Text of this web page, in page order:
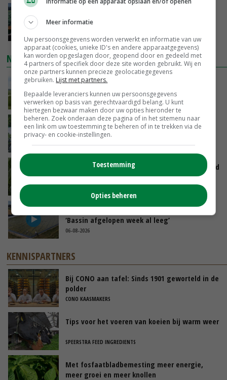
je gelukkig van wordt’
NIEUWSTE VIDEO'S
POAH!: John Deere 7730
VANDAAG, 10:00
Oekraïne-vlogger Kees Huizinga: ‘Bezoek van
de ambassade mag zelf groente plukken’
GISTEREN, 12:00
Limburgse mais van Frijns doet het verrassend
goed
Droogte veroorzaakt steeds meer problemen:
‘Bassin afgelopen week al leeg’
06-08-2026
KENNISPARTNERS
Bij CONO aan tafel: Sinds 1901 geworteld in de
polder
CONO KAASMAKERS
Tips voor het voeren van koeien bij warm weer
SPEERSTRA FEED INGREDIENTS
Met fosfaatbladbemesting meer energie,
meer groei en meer knollen
Meer informatie
Uw persoonsgegevens worden verwerkt en informatie van uw
apparaat (cookies, unieke ID's en andere apparaatgegevens)
kan worden opgeslagen door, geopend door en gedeeld met
4 partners of specifiek door deze site worden gebruikt. Wij en
onze partners kunnen precieze geolocatiegegevens
gebruiken. Lijst met partners.
Bepaalde leveranciers kunnen uw persoonsgegevens
verwerken op basis van gerechtvaardigd belang. U kunt
hiertegen bezwaar maken door uw opties hieronder te
beheren. Zoek onderaan deze pagina of in het sitemenu naar
een link om uw toestemming te beheren of in te trekken via de
privacy- en cookie-instellingen.
Toestemming
Opties beheren